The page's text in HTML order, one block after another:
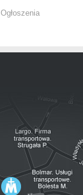
Ogłoszenia